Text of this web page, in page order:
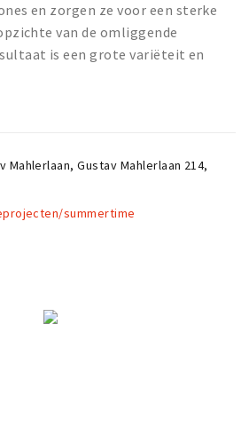
en zorgen ze voor een sterke
van de omliggende
is een grote variëteit en
Mahlerlaan, Gustav Mahlerlaan 214,
summertime